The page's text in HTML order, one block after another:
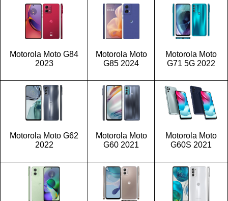
Motorola Moto G84
2023
Motorola Moto
G85 2024
Motorola Moto
G71 5G 2022
Motorola Moto G62
2022
Motorola Moto
G60 2021
Motorola Moto
G60S 2021